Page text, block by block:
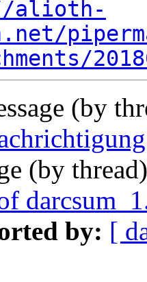
alioth-
(by
(by
by: [